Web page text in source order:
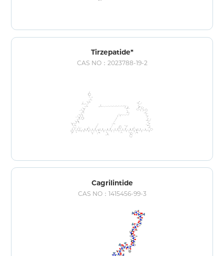
Tirzepatide*
CAS NO：2023788-19-2
Cagrilintide
CAS NO：1415456-99-3